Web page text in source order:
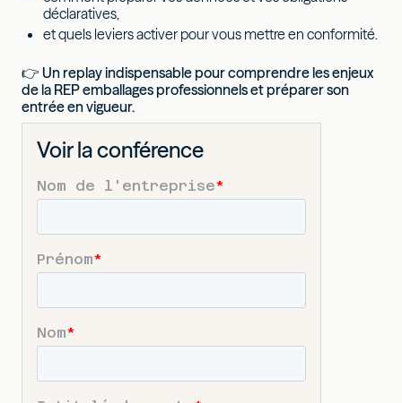
déclaratives,
et quels leviers activer pour vous mettre en conformité.
👉 Un replay indispensable pour comprendre les enjeux
de la REP emballages professionnels et préparer son
entrée en vigueur.
Voir la conférence